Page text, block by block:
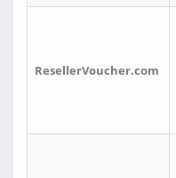
ResellerVoucher.com